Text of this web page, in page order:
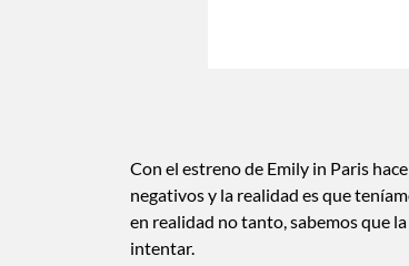
Con el estreno de Emily in Paris
negativos y la realidad es que
en realidad no tanto, sabemos que
intentar.